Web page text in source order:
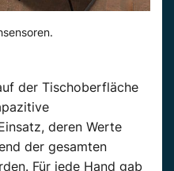
der Tischoberfläche
deren Werte
der gesamten
Für jede Hand gab